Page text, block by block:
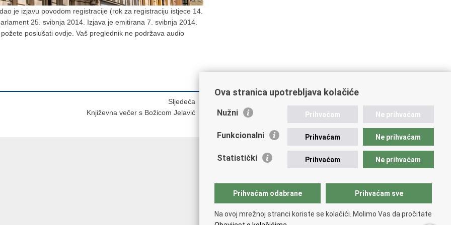
je izjavu povodom registracije (rok za registraciju istjece 14.
25. svibnja 2014. Izjava je emitirana 7. svibnja 2014.
poslušati ovdje. Vaš preglednik ne podržava audio
Sljedeća
Književna večer s Božicom Jelavić
Ova stranica upotrebljava kolačiće
Nužni Prihvaćam Ne prihvaćam
Funkcionalni Prihvaćam Ne prihvaćam
Statistički Prihvaćam Ne prihvaćam
Prihvaćam odabrane Prihvaćam sve
Na ovoj mrežnoj stranci koriste se kolačići. Molimo Vas da pročitate